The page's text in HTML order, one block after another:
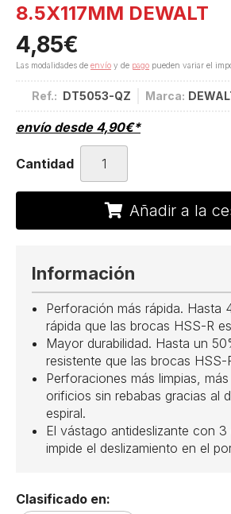
8.5X117MM DEWALT
4,85€
Las modalidades de envío y de pago pueden variar el
Ref.: DT5053-QZ Marca:
envío desde 4,90€*
Cantidad
Añadir a la
Información
Perforación más rápida. Hasta
rápida que las brocas HSS-R
Mayor durabilidad. Hasta un
resistente que las brocas HSS-
Perforaciones más limpias,
orificios sin rebabas gracias al
espiral.
El vástago antideslizante con 3
impide el deslizamiento en el
Clasificado en: